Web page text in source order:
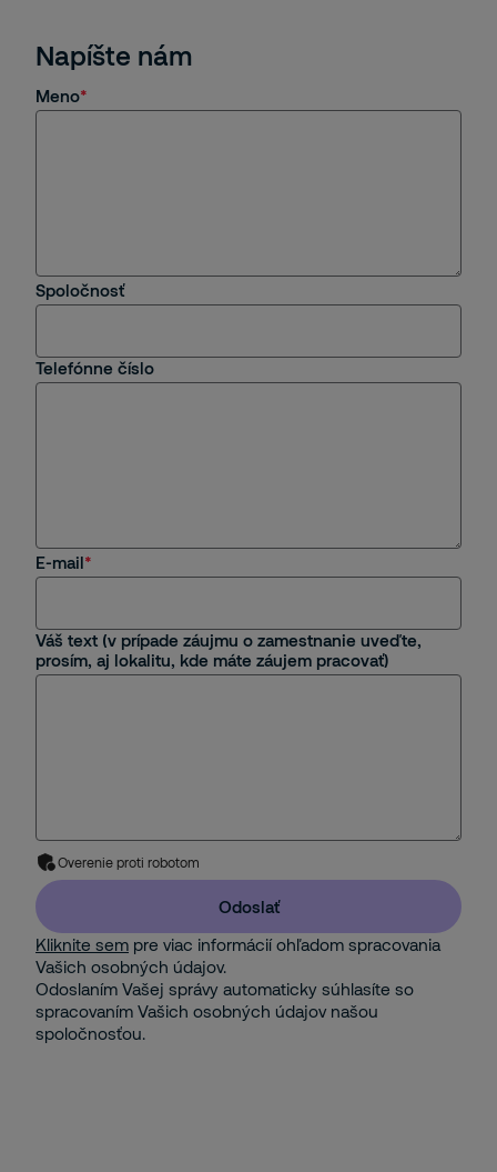
Napíšte nám
Meno
Spoločnosť
Telefónne číslo
E-mail
Váš text (v prípade záujmu o zamestnanie uveďte,
prosím, aj lokalitu, kde máte záujem pracovať)
Overenie proti robotom
Odoslať
Kliknite sem pre viac informácií ohľadom spracovania
Vašich osobných údajov.
Odoslaním Vašej správy automaticky súhlasíte so
spracovaním Vašich osobných údajov našou
spoločnosťou.